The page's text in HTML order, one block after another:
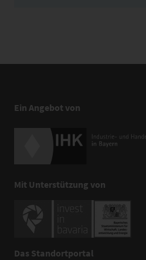
Ein Angebot von
Mit Unterstützung von
Das Standortportal